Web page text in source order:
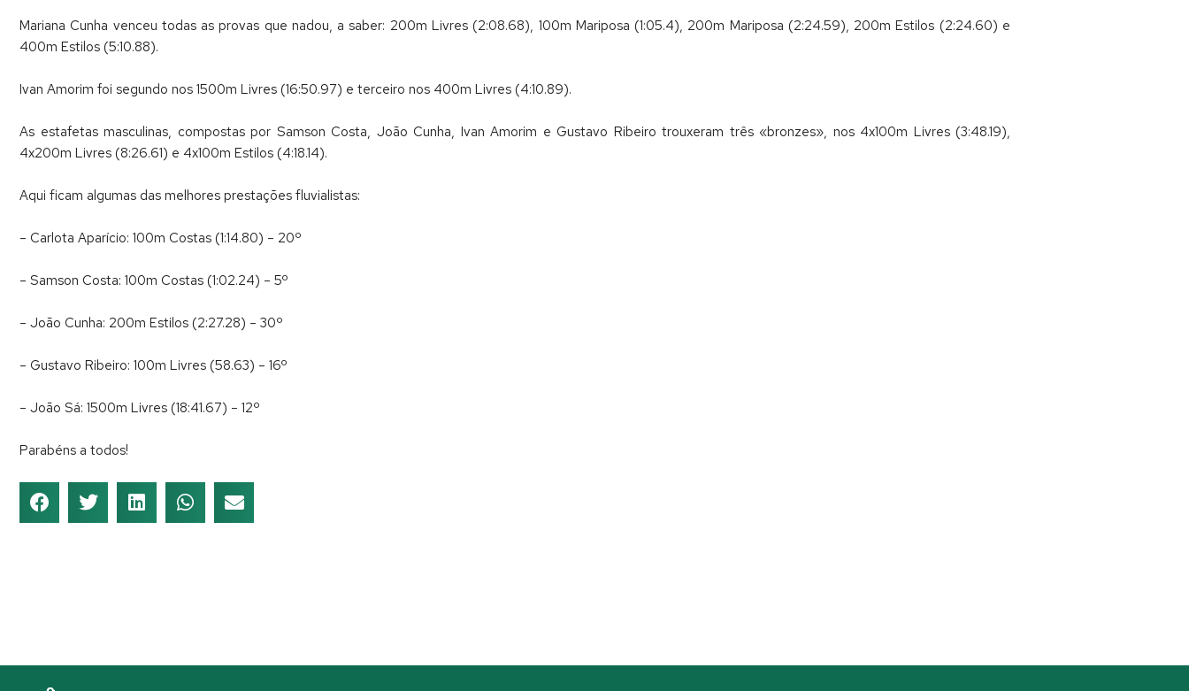
Mariana Cunha venceu todas as provas que nadou, a saber: 200m Livres (2:08.68), 100m Mariposa (1:05.4), 200m Mariposa (2:24.59), 200m Estilos (2:24.60) e
400m Estilos (5:10.88).
Ivan Amorim foi segundo nos 1500m Livres (16:50.97) e terceiro nos 400m Livres (4:10.89).
As estafetas masculinas, compostas por Samson Costa, João Cunha, Ivan Amorim e Gustavo Ribeiro trouxeram três «bronzes», nos 4x100m Livres (3:48.19),
4x200m Livres (8:26.61) e 4x100m Estilos (4:18.14).
Aqui ficam algumas das melhores prestações fluvialistas:
– Carlota Aparício: 100m Costas (1:14.80) – 20º
– Samson Costa: 100m Costas (1:02.24) – 5º
– João Cunha: 200m Estilos (2:27.28) – 30º
– Gustavo Ribeiro: 100m Livres (58.63) – 16º
– João Sá: 1500m Livres (18:41.67) – 12º
Parabéns a todos!